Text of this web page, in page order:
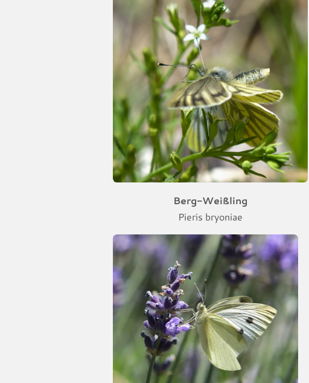
Berg-Weißling
Pieris bryoniae